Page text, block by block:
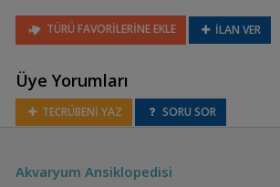
Cryptocoryne alba
TÜRÜ FAVORİLERİNE EKLE İLAN VER
Üye Yorumları
TECRÜBENİ YAZ SORU SOR
Akvaryum Ansiklopedisi